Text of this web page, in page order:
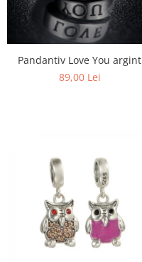
Pandantiv Love You argint
89,00 Lei